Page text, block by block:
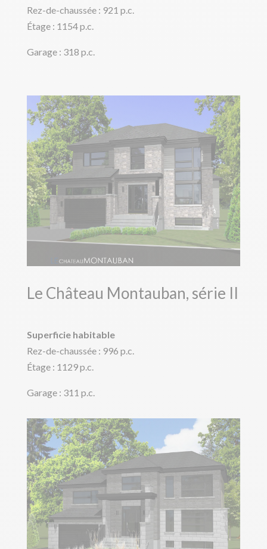
Rez-de-chaussée : 921 p.c.
Étage : 1154 p.c.
Garage : 318 p.c.
Le Château Montauban, série II
Superficie habitable
Rez-de-chaussée : 996 p.c.
Étage : 1129 p.c.
Garage : 311 p.c.